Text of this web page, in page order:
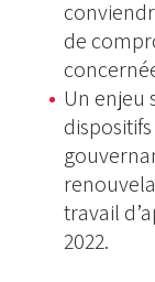
de
Un enjeu
travail
2022.